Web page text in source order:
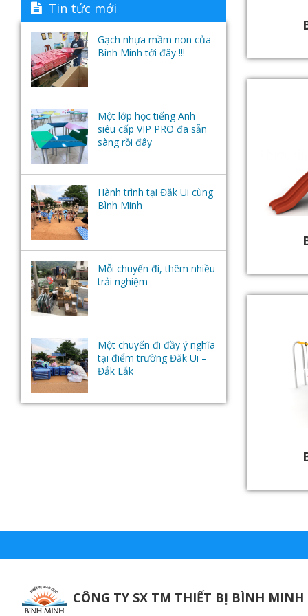
Tin tức mới
Gạch nhựa mầm non của
Bình Minh tới đây !!!
Một lớp học tiếng Anh
siêu cấp VIP PRO đã sẵn
sàng rồi đây
Hành trình tại Đăk Ui cùng
Bình Minh
Mỗi chuyến đi, thêm nhiều
trải nghiệm
Một chuyến đi đầy ý nghĩa
tại điểm trường Đăk Ui –
Đắk Lắk
CÔNG TY SX TM THIẾT BỊ BÌNH MINH